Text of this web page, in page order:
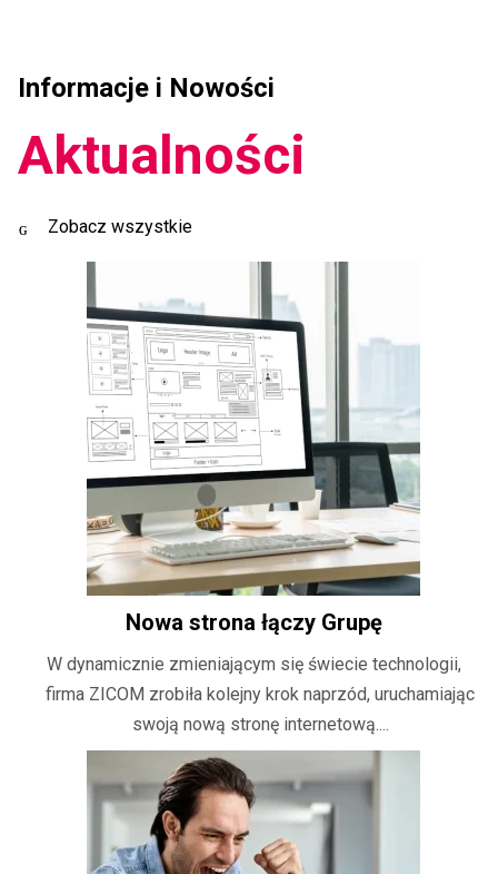
Informacje i Nowości
Aktualności
Zobacz wszystkie
Nowa strona łączy Grupę
W dynamicznie zmieniającym się świecie technologii,
firma ZICOM zrobiła kolejny krok naprzód, uruchamiając
swoją nową stronę internetową....